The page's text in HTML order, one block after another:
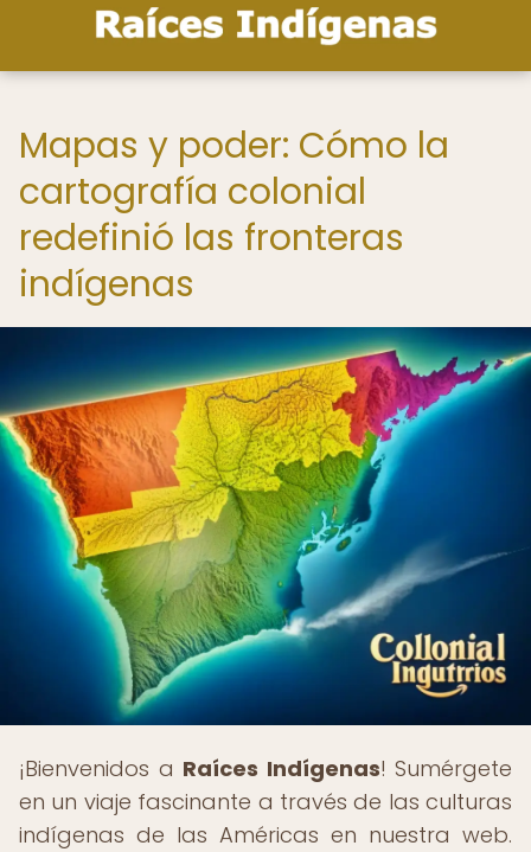
Mapas y poder: Cómo la
cartografía colonial
redefinió las fronteras
indígenas
¡Bienvenidos a Raíces Indígenas! Sumérgete
en un viaje fascinante a través de las culturas
indígenas de las Américas en nuestra web.